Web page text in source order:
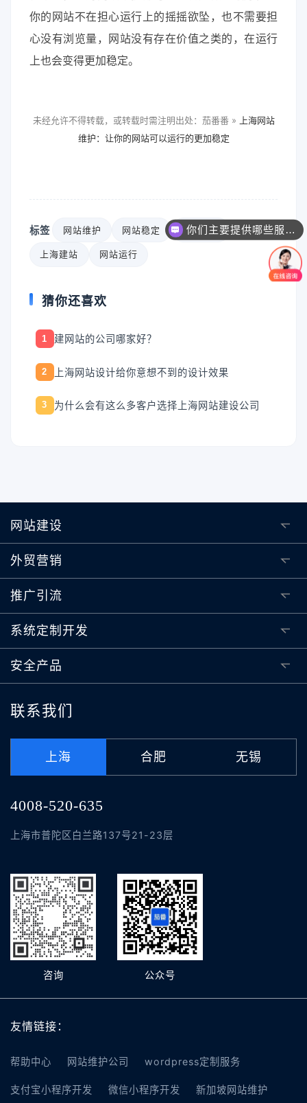
你的网站不在担心运行上的摇摇欲坠，也不需要担
心没有浏览量，网站没有存在价值之类的，在运行
上也会变得更加稳定。
未经允许不得转载，或转载时需注明出处：茄番番 »
上海网站
维护：让你的网站可以运行的更加稳定
标签 网站维护 网站稳定 系统支持
上海建站 网站运行
猜你还喜欢
1 建网站的公司哪家好？
2 上海网站设计给你意想不到的设计效果
3 为什么会有这么多客户选择上海网站建设公司
网站建设
外贸营销
推广引流
系统定制开发
安全产品
联系我们
上海 合肥 无锡
4008-520-635
上海市普陀区白兰路137号21-23层
咨询 公众号
友情链接：
帮助中心 网站维护公司 wordpress定制服务
支付宝小程序开发 微信小程序开发 新加坡网站维护
你们主要提供哪些服务？可以根据需求定制吗？